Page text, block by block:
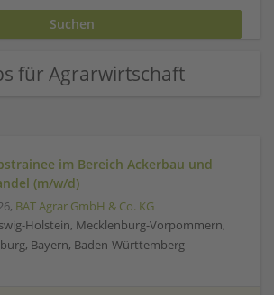
für Agrarwirtschaft
im Bereich Ackerbau und
(m/w/d)
BAT Agrar GmbH & Co. KG
Holstein, Mecklenburg-Vorpommern,
Bayern, Baden-Württemberg